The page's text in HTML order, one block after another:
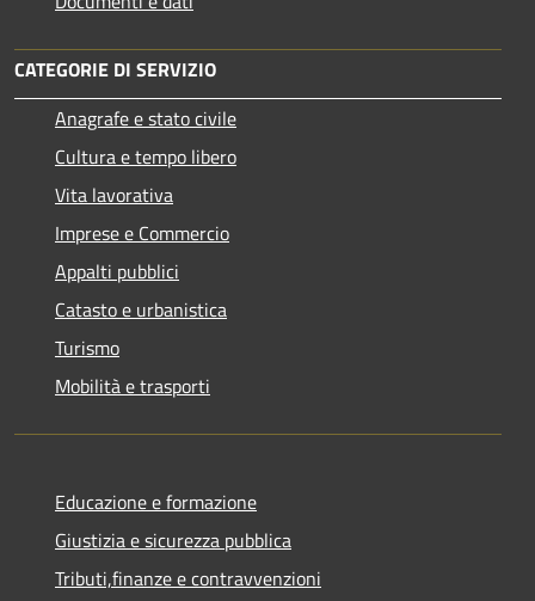
CATEGORIE DI SERVIZIO
Anagrafe e stato civile
Cultura e tempo libero
Vita lavorativa
Imprese e Commercio
Appalti pubblici
Catasto e urbanistica
Turismo
Mobilità e trasporti
Educazione e formazione
Giustizia e sicurezza pubblica
Tributi,finanze e contravvenzioni